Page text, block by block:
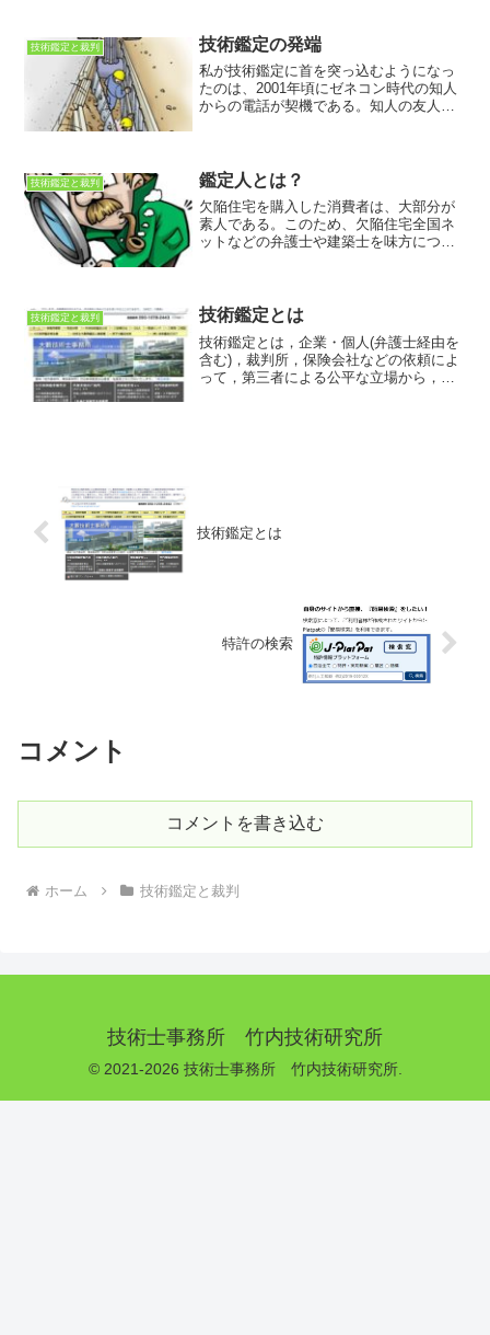
技術鑑定と裁判 技術鑑定の発端
私が技術鑑定に首を突っ込むようになっ
たのは、2001年頃にゼネコン時代の知人
からの電話が契機である。知人の友人に
た。前任者は、少し前...
技術鑑定と裁判 鑑定人とは？
欠陥住宅を購入した消費者は、大部分が
素人である。このため、欠陥住宅全国ネ
ットなどの弁護士や建築士を味方につけ
のプロであり、様々な理由...
技術鑑定と裁判 技術鑑定とは
技術鑑定とは，企業・個人(弁護士経由を
含む)，裁判所，保険会社などの依頼によ
って，第三者による公平な立場から，事
技術鑑定とは
特許の検索
コメント
コメントを書き込む
ホーム 技術鑑定と裁判
技術士事務所 竹内技術研究所
© 2021-2026 技術士事務所 竹内技術研究所.